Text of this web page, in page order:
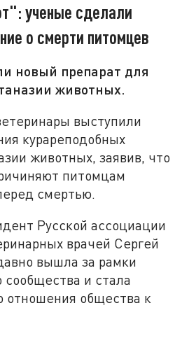
ученые сделали
о смерти питомцев
новый препарат для
животных.
выступили
курареподобных
животных, заявив, что
питомцам
смертью.
Русской ассоциации
врачей Сергей
вышла за рамки
сообщества и стала
отношения общества к